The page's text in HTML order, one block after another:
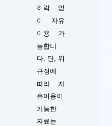
허락 없
이 자유
이용 가
능합니
다. 단, 위
규정에
따라 자
유이용이
가능한
자료는